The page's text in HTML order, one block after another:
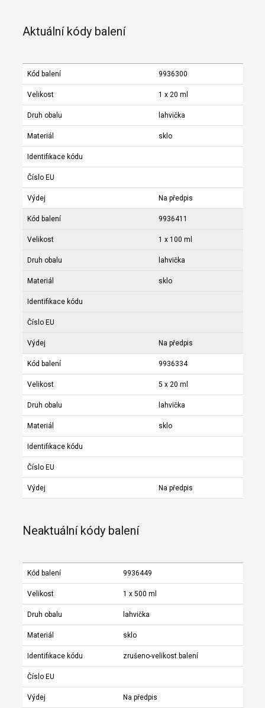
Aktuální kódy balení
Kód balení 9936300
Velikost 1 x 20 ml
Druh obalu lahvička
Materiál sklo
Identifikace kódu
Číslo EU
Výdej Na předpis
Kód balení 9936411
Velikost 1 x 100 ml
Druh obalu lahvička
Materiál sklo
Identifikace kódu
Číslo EU
Výdej Na předpis
Kód balení 9936334
Velikost 5 x 20 ml
Druh obalu lahvička
Materiál sklo
Identifikace kódu
Číslo EU
Výdej Na předpis
Neaktuální kódy balení
Kód balení 9936449
Velikost 1 x 500 ml
Druh obalu lahvička
Materiál sklo
Identifikace kódu zrušeno-velikost balení
Číslo EU
Výdej Na předpis